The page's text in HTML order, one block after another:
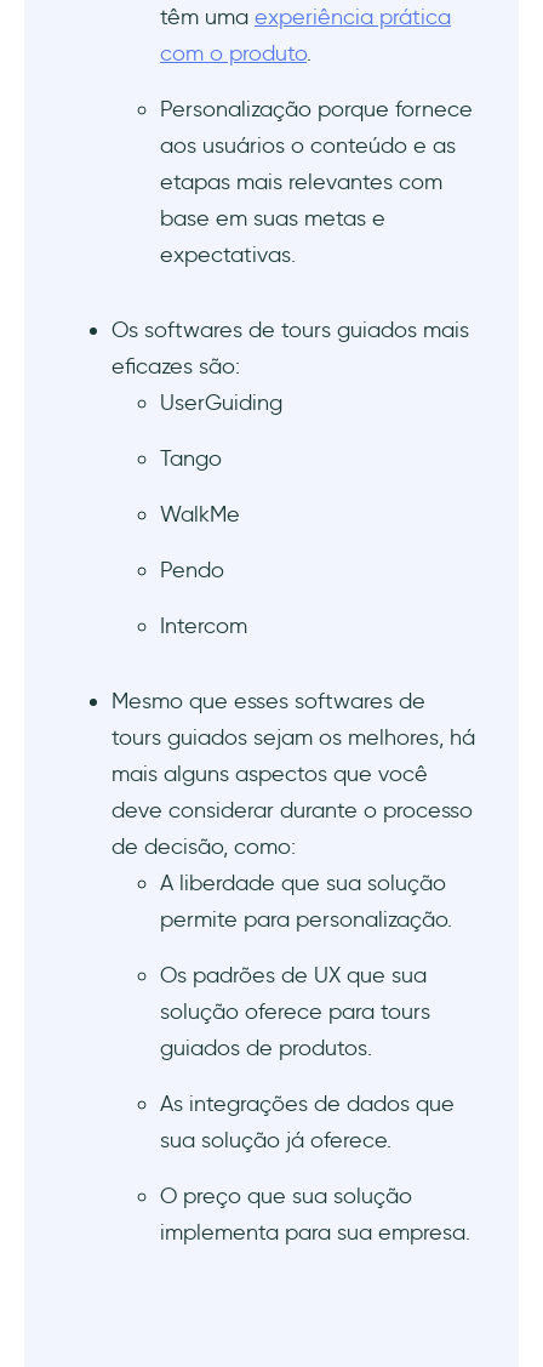
têm uma experiência prática
com o produto.
Personalização porque fornece
aos usuários o conteúdo e as
etapas mais relevantes com
base em suas metas e
expectativas.
Os softwares de tours guiados mais
eficazes são:
UserGuiding
Tango
WalkMe
Pendo
Intercom
Mesmo que esses softwares de
tours guiados sejam os melhores, há
mais alguns aspectos que você
deve considerar durante o processo
de decisão, como:
A liberdade que sua solução
permite para personalização.
Os padrões de UX que sua
solução oferece para tours
guiados de produtos.
As integrações de dados que
sua solução já oferece.
O preço que sua solução
implementa para sua empresa.